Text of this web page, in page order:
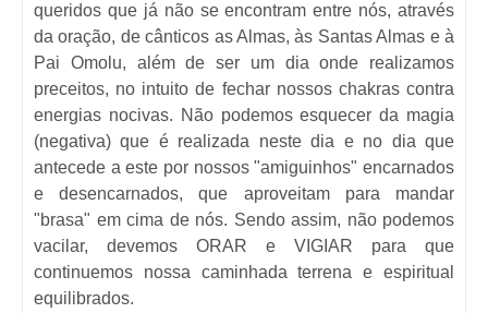
queridos que já não se encontram entre nós, através
da oração, de cânticos as Almas, às Santas Almas e à
Pai Omolu, além de ser um dia onde realizamos
preceitos, no intuito de fechar nossos chakras contra
energias nocivas. Não podemos esquecer da magia
(negativa) que é realizada neste dia e no dia que
antecede a este por nossos "amiguinhos" encarnados
e desencarnados, que aproveitam para mandar
"brasa" em cima de nós. Sendo assim, não podemos
vacilar, devemos ORAR e VIGIAR para que
continuemos nossa caminhada terrena e espiritual
equilibrados.